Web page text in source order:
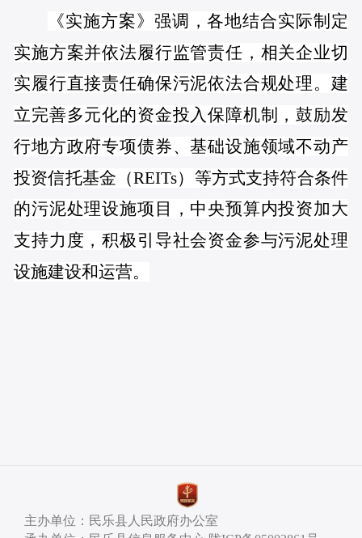
《实施方案》强调，各地结合实际制定
实施方案并依法履行监管责任，相关企业切
实履行直接责任确保污泥依法合规处理。建
立完善多元化的资金投入保障机制，鼓励发
行地方政府专项债券、基础设施领域不动产
投资信托基金（REITs）等方式支持符合条件
的污泥处理设施项目，中央预算内投资加大
支持力度，积极引导社会资金参与污泥处理
设施建设和运营。
主办单位：民乐县人民政府办公室